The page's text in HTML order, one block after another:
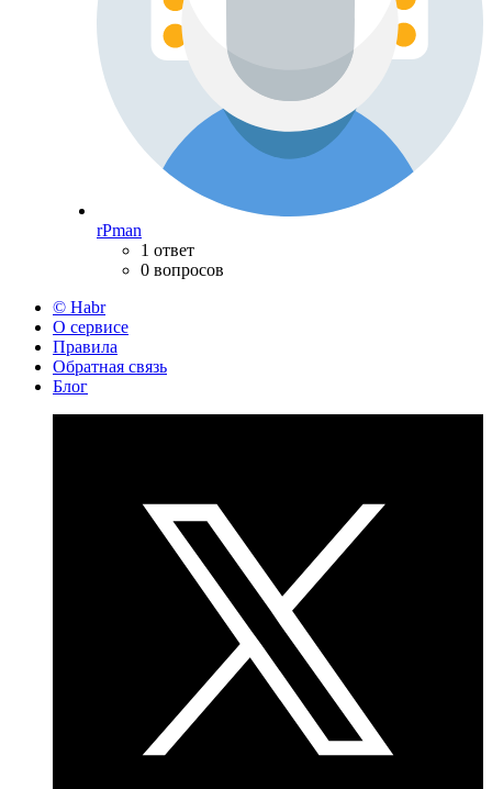
rPman
1 ответ
0 вопросов
© Habr
О сервисе
Правила
Обратная связь
Блог